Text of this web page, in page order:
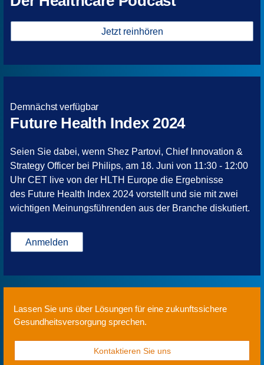
Jetzt reinhören
Demnächst verfügbar
Future Health Index 2024
Seien Sie dabei, wenn Shez Partovi, Chief Innovation &
Strategy Officer bei Philips, am 18. Juni von 11:30 - 12:00
Uhr CET live von der HLTH Europe die Ergebnisse
des Future Health Index 2024 vorstellt und sie mit zwei
wichtigen Meinungsführenden aus der Branche diskutiert.
Anmelden
Lassen Sie uns über Lösungen für eine zukunfts­sichere
Gesund­heits­ver­sorgung sprechen.
Kontaktieren Sie uns